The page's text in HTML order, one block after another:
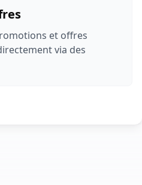
et offres
via des